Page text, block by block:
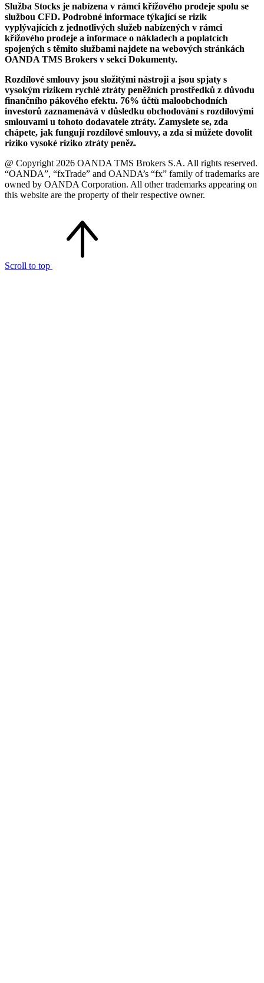
Služba Stocks je nabízena v rámci křížového prodeje spolu se
službou CFD. Podrobné informace týkající se rizik
vyplývajících z jednotlivých služeb nabízených v rámci
křížového prodeje a informace o nákladech a poplatcích
spojených s těmito službami najdete na webových stránkách
OANDA TMS Brokers v sekci Dokumenty.
Rozdílové smlouvy jsou složitými nástroji a jsou spjaty s
vysokým rizikem rychlé ztráty peněžních prostředků z důvodu
finančního pákového efektu. 76% účtů maloobchodních
investorů zaznamenává v důsledku obchodování s rozdílovými
smlouvami u tohoto dodavatele ztráty. Zamyslete se, zda
chápete, jak fungují rozdílové smlouvy, a zda si můžete dovolit
riziko vysoké riziko ztráty peněz.
@ Copyright 2026 OANDA TMS Brokers S.A. All rights reserved.
“OANDA”, “fxTrade” and OANDA’s “fx” family of trademarks are
owned by OANDA Corporation. All other trademarks appearing on
this website are the property of their respective owner.
Scroll to top